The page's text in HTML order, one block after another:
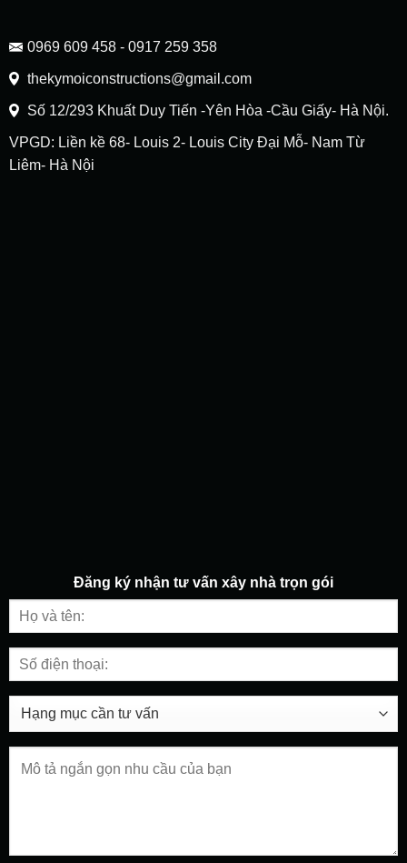
0969 609 458 - 0917 259 358
thekymoiconstructions@gmail.com
Số 12/293 Khuất Duy Tiến -Yên Hòa -Cầu Giấy- Hà Nội.
VPGD: Liền kề 68- Louis 2- Louis City Đại Mỗ- Nam Từ
Liêm- Hà Nội
Đăng ký nhận tư vấn xây nhà trọn gói